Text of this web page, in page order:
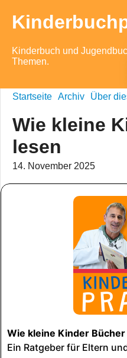
Kinderbuch und
Themen.
Startseite Archiv Über
Wie kleine
lesen
14. November 2025